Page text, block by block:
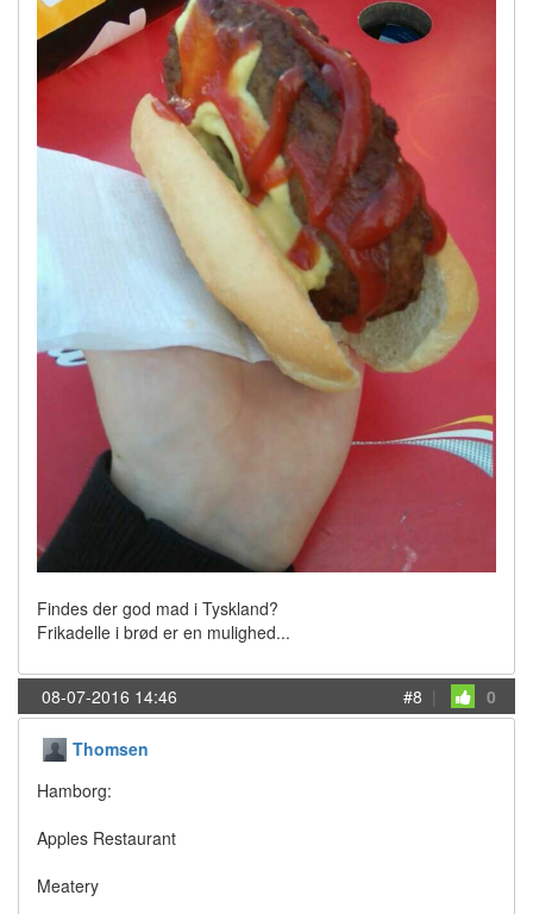
Findes der god mad i Tyskland?
Frikadelle i brød er en mulighed...
08-07-2016 14:46 #8 | 0
Thomsen
Hamborg:
Apples Restaurant
Meatery